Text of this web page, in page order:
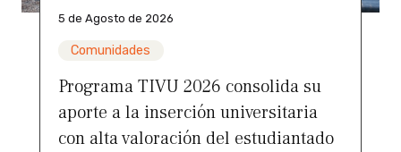
5 de Agosto de 2026
Comunidades
Programa TIVU 2026 consolida su
aporte a la inserción universitaria
con alta valoración del estudiantado